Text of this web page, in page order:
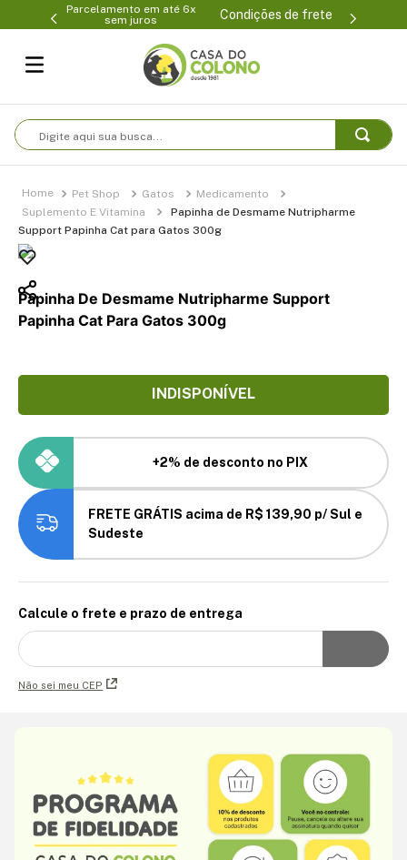
Parcelamento em até 6x
sem juros
Condições de frete
Digite aqui sua busca...
Pet Shop Gatos
Medicamento
Suplemento E Vitamina
Papinha de Desmame Nutripharme
Support Papinha Cat para Gatos 300g
Papinha De Desmame Nutripharme Support
Papinha Cat Para Gatos 300g
INDISPONÍVEL
+2% de desconto no PIX
FRETE GRÁTIS acima de R$ 139,90 p/ Sul e
Sudeste
Calcule o frete e prazo de entrega
Não sei meu CEP